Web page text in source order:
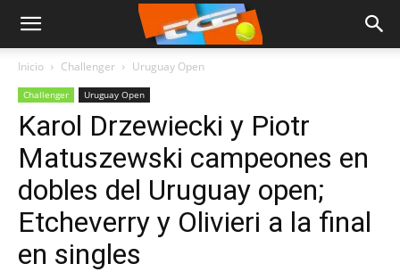
Inicio Challenger Uruguay Open
Challenger Uruguay Open
Karol Drzewiecki y Piotr
Matuszewski campeones en
dobles del Uruguay open;
Etcheverry y Olivieri a la final
en singles